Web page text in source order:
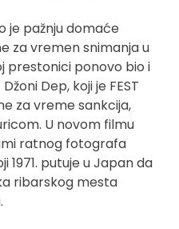
je pažnju domaće
za vremen snimanja u
prestonici ponovo bio i
Dep, koji je FEST
za vreme sankcija,
U novom filmu
ratnog fotografa
1971. putuje u Japan da
ribarskog mesta